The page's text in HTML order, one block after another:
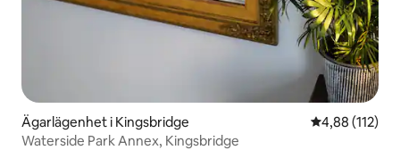
Ägarlägenhet i Kingsbridge 4,88 av 5 i
4,88 (112)
Waterside Park Annex, Kingsbridge